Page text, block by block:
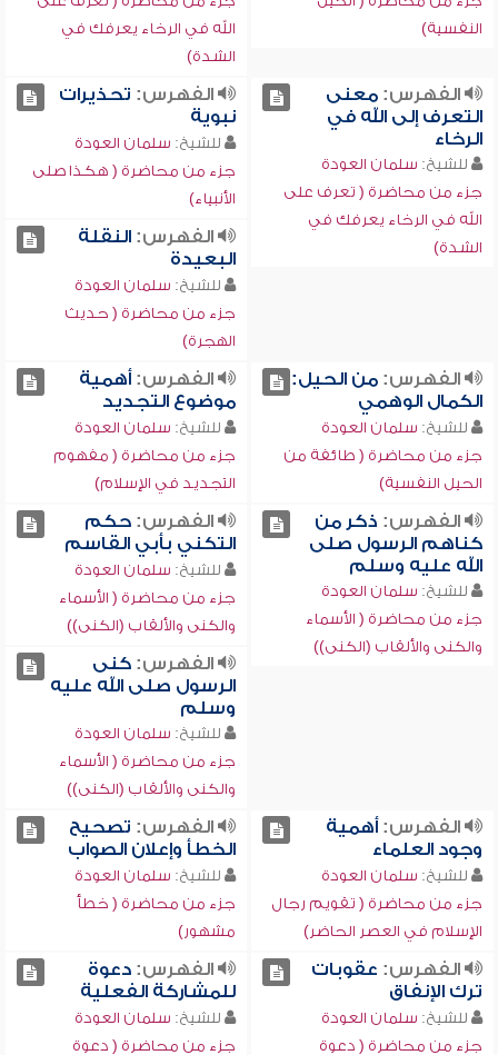
النفسية)
الله في الرخاء يعرفك في
الشدة)
الفهرس:معنى
التعرف إلى الله في
الرخاء
للشيخ: سلمان العودة
جزء من محاضرة ( تعرف على
الله في الرخاء يعرفك في
الشدة)
الفهرس: تحذيرات
نبوية
للشيخ: سلمان العودة
جزء من محاضرة ( هكذا صلى
الأنبياء)
الفهرس:النقلة
البعيدة
للشيخ: سلمان العودة
جزء من محاضرة ( حديث
الهجرة)
الفهرس:من الحيل:
الكمال الوهمي
للشيخ: سلمان العودة
جزء من محاضرة ( طائفة من
الحيل النفسية)
الفهرس:أهمية
موضوع التجديد
للشيخ: سلمان العودة
جزء من محاضرة ( مفهوم
التجديد في الإسلام)
الفهرس: ذكر من
كناهم الرسول صلى
الله عليه وسلم
للشيخ: سلمان العودة
جزء من محاضرة ( الأسماء
والكنى والألقاب (الكنى))
الفهرس:حكم
التكني بأبي القاسم
للشيخ: سلمان العودة
جزء من محاضرة ( الأسماء
والكنى والألقاب (الكنى))
الفهرس:كنى
الرسول صلى الله عليه
وسلم
للشيخ: سلمان العودة
جزء من محاضرة ( الأسماء
والكنى والألقاب (الكنى))
الفهرس:أهمية
وجود العلماء
للشيخ: سلمان العودة
جزء من محاضرة ( تقويم رجال
الإسلام في العصر الحاضر)
الفهرس: تصحيح
الخطأ وإعلان الصواب
للشيخ: سلمان العودة
جزء من محاضرة ( خطأ
مشهور)
الفهرس: عقوبات
ترك الإنفاق
للشيخ: سلمان العودة
جزء من محاضرة ( دعوة
الفهرس:دعوة
للمشاركة الفعلية
للشيخ: سلمان العودة
جزء من محاضرة ( دعوة